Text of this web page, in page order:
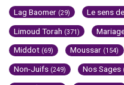
Lag Baomer (29) Le sens
Limoud Torah (371)
Middot (69) Moussar (154)
Non-Juifs (249) Nos Sages